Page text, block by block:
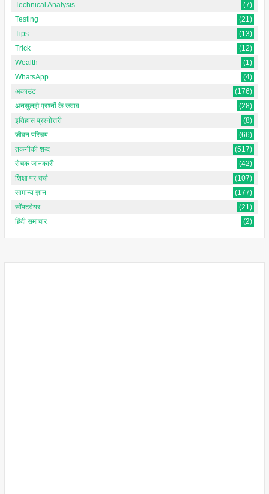
Technical Analysis
(7)
Testing
(21)
Tips
(13)
Trick
(12)
Wealth
(1)
WhatsApp
(4)
अकाउंट
(176)
अनसुलझे प्रश्नों के जवाब
(28)
इतिहास प्रश्नोत्तरी
(8)
जीवन परिचय
(66)
तकनीकी शब्द
(517)
रोचक जानकारी
(42)
शिक्षा पर चर्चा
(107)
सामान्य ज्ञान
(177)
सॉफ्टवेयर
(21)
हिंदी समाचार
(2)